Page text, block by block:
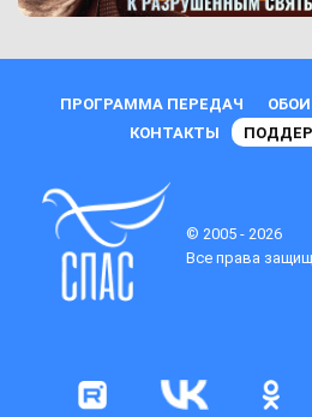
ПРОГРАММА ПЕРЕДАЧ ОБОИ
КОНТАКТЫ
© 2005 - 2026
Все права